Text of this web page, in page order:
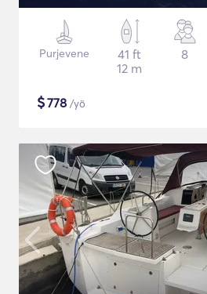
Purjevene
41 ft
12 m
8
$778 /yö